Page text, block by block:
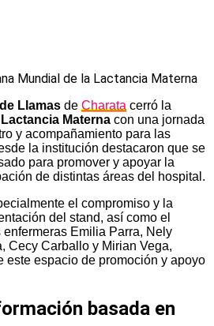
Llamas de Charata cerró la
Materna con una jornada
y acompañamiento para las
la institución destacaron que se
para promover y apoyar la
de distintas áreas del hospital.
el compromiso y la
del stand, así como el
Emilia Parra, Nely
Cecy Carballo y Mirian Vega,
este espacio de promoción y apoyo
basada en